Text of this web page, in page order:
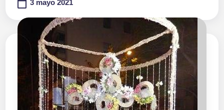
3 mayo 2021